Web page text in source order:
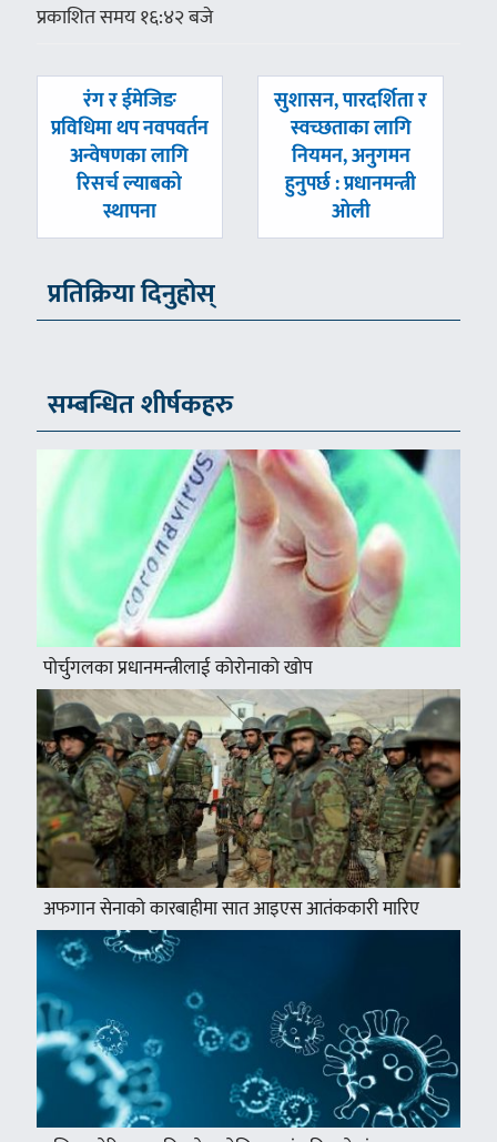
प्रकाशित समय १६:४२ बजे
पछिल्लाे
-
रंग र ईमेजिङ
प्रविधिमा थप नवपवर्तन
अन्वेषणका लागि
रिसर्च ल्याबको
स्थापना
अघिल्लाे
सुशासन, पारदर्शिता र
स्वच्छताका लागि
नियमन, अनुगमन
हुनुपर्छ : प्रधानमन्त्री
ओली
प्रतिक्रिया दिनुहोस्
सम्बन्धित शीर्षकहरु
पोर्चुगलका प्रधानमन्त्रीलाई कोरोनाको खोप
अफगान सेनाको कारबाहीमा सात आइएस आतंककारी मारिए